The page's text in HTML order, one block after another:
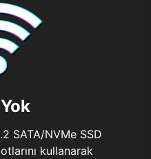
SATA/NVMe SSD
kullanarak